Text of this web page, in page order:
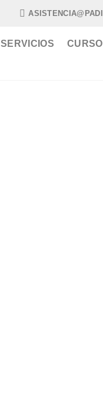
SERVICIOS